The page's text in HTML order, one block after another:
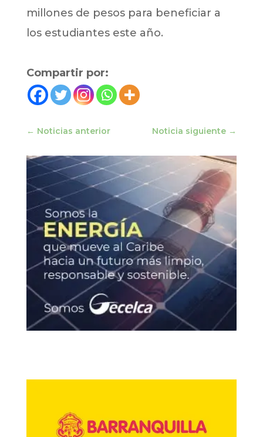
millones de pesos para beneficiar a
los estudiantes este año.
Compartir por:
← Noticias anterior Noticia siguiente →